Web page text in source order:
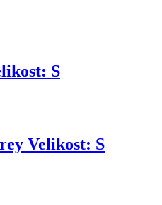
S
Velikost: S